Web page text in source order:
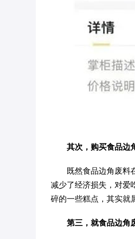
其次，购买食品边
既然食品边角废料
减少了经济损失，对爱
碎的一些糕点，其实就
第三，就食品边角